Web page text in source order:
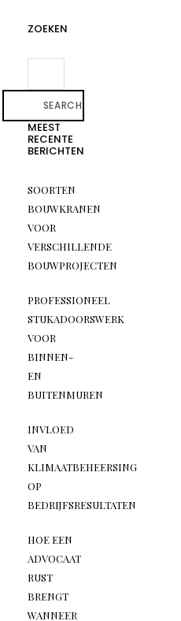
ZOEKEN
SEARCH
MEEST
RECENTE
BERICHTEN
SOORTEN
BOUWKRANEN
VOOR
VERSCHILLENDE
BOUWPROJECTEN
PROFESSIONEEL
STUKADOORSWERK
VOOR
BINNEN-
EN
BUITENMUREN
INVLOED
VAN
KLIMAATBEHEERSING
OP
BEDRIJFSRESULTATEN
HOE EEN
ADVOCAAT
RUST
BRENGT
WANNEER